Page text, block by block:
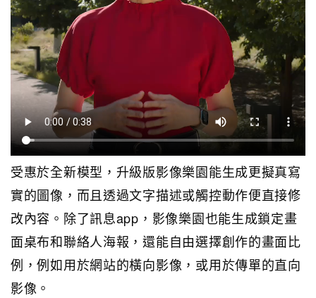
受惠於全新模型，升級版影像樂園能生成更擬真寫
實的圖像，而且透過文字描述或觸控動作便直接修
改內容。除了訊息app，影像樂園也能生成鎖定畫
面桌布和聯絡人海報，還能自由選擇創作的畫面比
例，例如用於網站的橫向影像，或用於傳單的直向
影像。